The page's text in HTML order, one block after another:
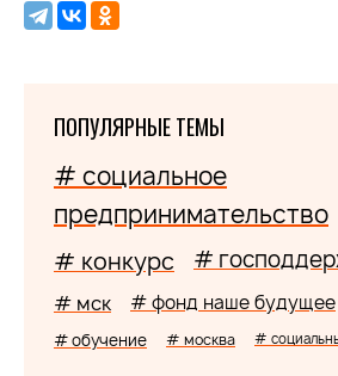
ПОПУЛЯРНЫЕ ТЕМЫ
# социальное
предпринимательство
# конкурс #
# мск # фонд наше будущее
# обучение # москва #